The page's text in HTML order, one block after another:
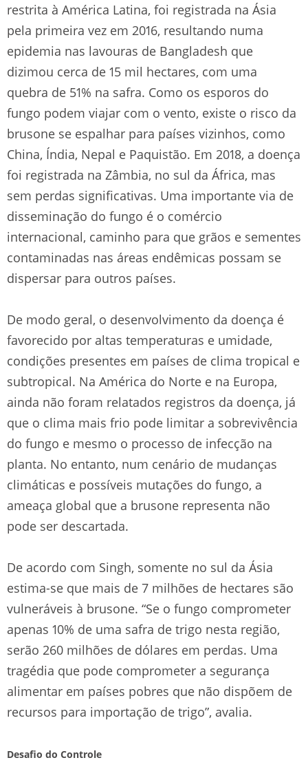
restrita à América Latina, foi registrada na Ásia
pela primeira vez em 2016, resultando numa
epidemia nas lavouras de Bangladesh que
dizimou cerca de 15 mil hectares, com uma
quebra de 51% na safra. Como os esporos do
fungo podem viajar com o vento, existe o risco da
brusone se espalhar para países vizinhos, como
China, Índia, Nepal e Paquistão. Em 2018, a doença
foi registrada na Zâmbia, no sul da África, mas
sem perdas significativas. Uma importante via de
disseminação do fungo é o comércio
internacional, caminho para que grãos e sementes
contaminadas nas áreas endêmicas possam se
dispersar para outros países.
De modo geral, o desenvolvimento da doença é
favorecido por altas temperaturas e umidade,
condições presentes em países de clima tropical e
subtropical. Na América do Norte e na Europa,
ainda não foram relatados registros da doença, já
que o clima mais frio pode limitar a sobrevivência
do fungo e mesmo o processo de infecção na
planta. No entanto, num cenário de mudanças
climáticas e possíveis mutações do fungo, a
ameaça global que a brusone representa não
pode ser descartada.
De acordo com Singh, somente no sul da Ásia
estima-se que mais de 7 milhões de hectares são
vulneráveis à brusone. “Se o fungo comprometer
apenas 10% de uma safra de trigo nesta região,
serão 260 milhões de dólares em perdas. Uma
tragédia que pode comprometer a segurança
alimentar em países pobres que não dispõem de
recursos para importação de trigo”, avalia.
Desafio do Controle